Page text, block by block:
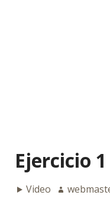
Ejercicio
Video